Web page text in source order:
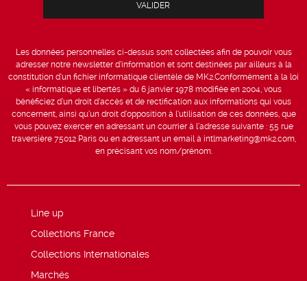
Les données personnelles ci-dessus sont collectées afin de pouvoir vous
adresser notre newsletter d’information et sont destinées par ailleurs à la
constitution d’un fichier informatique clientèle de MK2.Conformément à la loi
« informatique et libertés » du 6 janvier 1978 modifiée en 2004, vous
bénéficiez d’un droit d’accès et de rectification aux informations qui vous
concernent, ainsi qu’un droit d’opposition à l’utilisation de ces données, que
vous pouvez exercer en adressant un courrier à l’adresse suivante : 55 rue
traversière 75012 Paris ou en adressant un email à intlmarketing@mk2.com,
en précisant vos nom/prénom.
Line up
Collections France
Collections Internationales
Marchés